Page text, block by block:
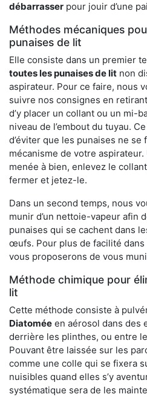
débarrasser pour jouir d’une
Méthodes mécaniques
punaises de lit
Elle consiste dans un premier
toutes les punaises de lit non
aspirateur. Pour ce faire, nous
suivre nos consignes en
d’y placer un collant ou un mi-
niveau de l’embout du tuyau.
d’éviter que les punaises ne se
mécanisme de votre
menée à bien, enlevez le
fermer et jetez-le.
Dans un second temps, nous
munir d’un nettoie-vapeur afin
punaises qui se cachent dans
œufs. Pour plus de facilité
vous proposerons de vous
Méthode chimique pour
lit
Cette méthode consiste à
Diatomée en aérosol dans des
derrière les plinthes, ou entre
Pouvant être laissée sur les
comme une colle qui se fixera
nuisibles quand elles s’y
systématique sera de les